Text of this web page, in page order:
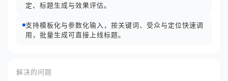
定、标题生成与效果评估。
支持模板化与参数化输入，按关键词、受众与定位快速调
用，批量生成可直接上线标题。
解决的问题